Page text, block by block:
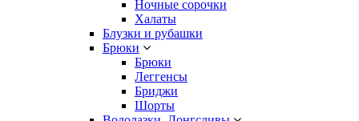
Ночные сорочки
Халаты
Блузки и рубашки
Брюки
Брюки
Леггенсы
Бриджи
Шорты